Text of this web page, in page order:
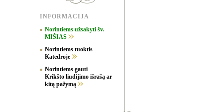
INFORMACIJA
Norintiems užsakyti šv.
MIŠIAS
Norintiems tuoktis
Katedroje
Norintiems gauti
Krikšto liudijimo išrašą ar
kitą pažymą